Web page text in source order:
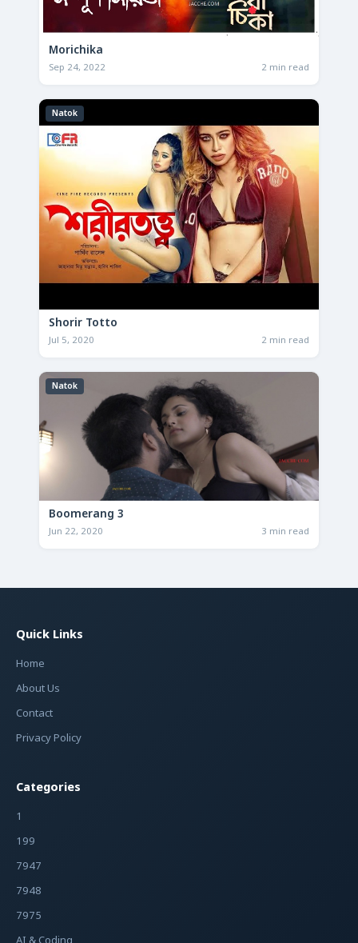
Morichika
Sep 24, 2022 2 min read
Natok
Shorir Totto
Jul 5, 2020 2 min read
Natok
Boomerang 3
Jun 22, 2020 3 min read
Quick Links
Home
About Us
Contact
Privacy Policy
Categories
1
199
7947
7948
7975